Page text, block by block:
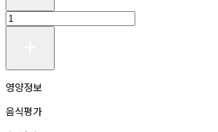
영양정보
음식평가